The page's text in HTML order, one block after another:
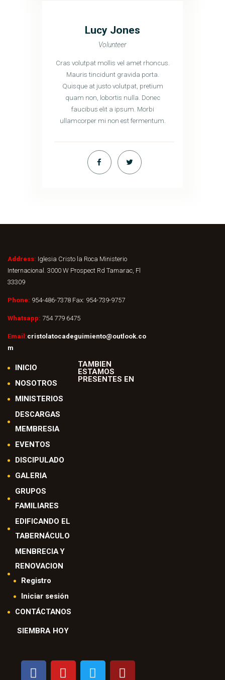
Lucy Jones
Volunteer
Cras volutpat mollis vel amet rhoncus.
Mauris tincidunt gravida porta.
Quisque at justo volutpat, pretium
quam non, lobortis nulla. Donec
faucibus elit a ipsum. Morbi
ullamcorper mi non est fermentum.
Address: Iglesia Cristo la Roca Ministerio
Internacional. 3000 W Prospect Rd Tamarac, Fl
33309
Phone: 954-486-7378 Fax: 954-739-9757
Whatsapp: 754 779 6475
Email:cristolatocadeguimiento@outlook.co
m
INICIO
NOSOTROS
MINISTERIOS
DESCARGAS
MEMBRESIA
EVENTOS
DISCIPULADO
GALERIA
GRUPOS
FAMILIARES
EDIFICANDO EL
TABERNÁCULO
MENBRECIA Y
RENOVACION
Registro
Iniciar sesión
CONTÁCTANOS
TAMBIEN
ESTAMOS
PRESENTES EN
SIEMBRA HOY